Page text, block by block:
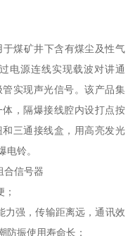
煤矿井下含有煤尘及性气
电源连线实现载波对讲通
实现声光信号。该产品集
，隔爆接线腔内设打点按
三通接线盒，用高亮发光
电铃。
合信号器
强，传输距离远，通讯效
防振使用寿命长；